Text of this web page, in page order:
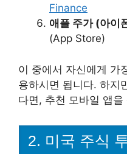
Finance
애플 주가 (아이
(App Store)
이 중에서 자신에게 가
용하시면 됩니다. 하지
다면, 추천 모바일 앱
2. 미국 주식